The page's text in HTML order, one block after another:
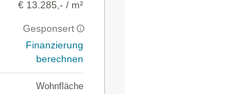
€ 13.285,- / m²
Gesponsert
Finanzierung
berechnen
Wohnfläche